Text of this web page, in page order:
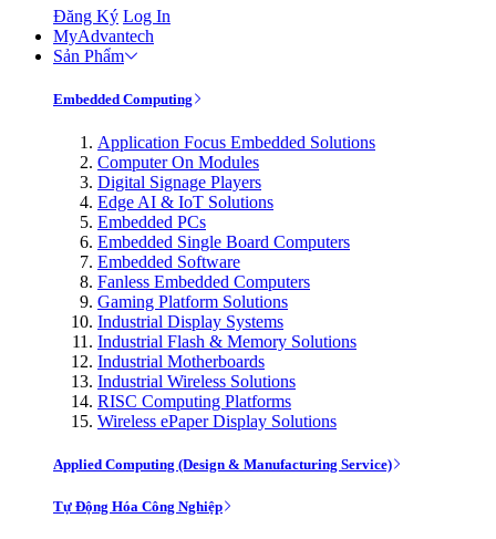
Đăng Ký Log In
MyAdvantech
Sản Phẩm
Embedded Computing
Application Focus Embedded Solutions
Computer On Modules
Digital Signage Players
Edge AI & IoT Solutions
Embedded PCs
Embedded Single Board Computers
Embedded Software
Fanless Embedded Computers
Gaming Platform Solutions
Industrial Display Systems
Industrial Flash & Memory Solutions
Industrial Motherboards
Industrial Wireless Solutions
RISC Computing Platforms
Wireless ePaper Display Solutions
Applied Computing (Design & Manufacturing Service)
Tự Động Hóa Công Nghiệp